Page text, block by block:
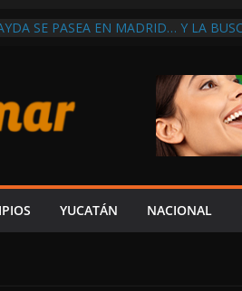
SE PASEA EN MADRID… Y LA
A LAYDA EN UNA DE LAS
LUJO MÁS GRANDES DE EUROPA:
CAMPECHE SU PEOR MOMENTO:
EN RETROCESO, CRECE LA
Y MEDIOS CRÍTICOS SON
ES PERDER EL TIEMPO”;
LA CFE ES OBSOLETA Y URGE
YUCATÁN NACIONAL